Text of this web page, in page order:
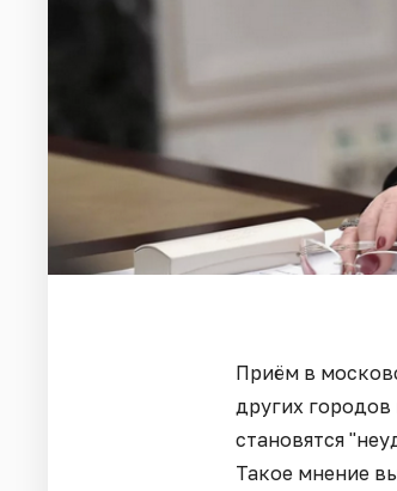
Приём в
других
становятся
Такое мнение